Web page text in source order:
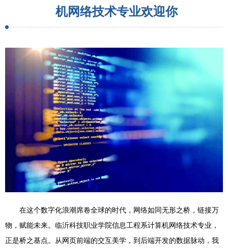
机网络技术专业欢迎你
在这个数字化浪潮席卷全球的时代，网络如同无形之桥，链接万
物，赋能未来。临沂科技职业学院信息工程系计算机网络技术专业，
正是桥之基点。从网页前端的交互美学，到后端开发的数据脉动，我